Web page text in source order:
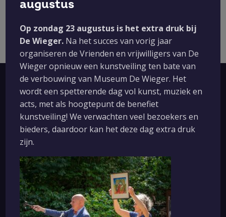
Nieuwsbrief ontvangen?
Aanmelden
augustus
Op zondag 23 augustus is het extra druk bij
De Wieger. Na het succes van vorig jaar
organiseren de Vrienden en vrijwilligers van De
Wieger opnieuw een kunstveiling ten bate van
de verbouwing van Museum De Wieger. Het
wordt een spetterende dag vol kunst, muziek en
acts, met als hoogtepunt de benefiet
kunstveiling! We verwachten veel bezoekers en
bieders, daardoor kan het deze dag extra druk
zijn.